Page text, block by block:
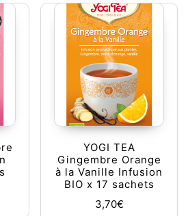
YOGI TEA
Gingembre Orange
à la Vanille Infusion
BIO x 17 sachets
3,70€